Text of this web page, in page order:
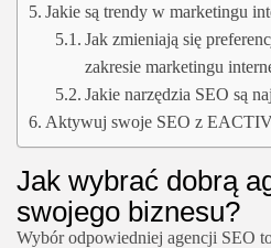
Jakie są trendy w marketingu
Jak zmieniają się
zakresie marketingu
Jakie narzędzia SEO są
Aktywuj swoje SEO z
Jak wybrać dobrą
swojego biznesu?
Wybór odpowiedniej agencji SEO